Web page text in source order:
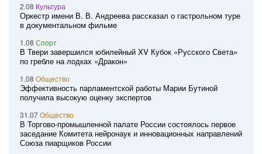
2.08 Культура
Оркестр имени В. В. Андреева рассказал о гастрольном туре
в документальном фильме
1.08 Спорт
В Твери завершился юбилейный XV Кубок «Русского Света»
по гребле на лодках «Дракон»
1.08 Общество
Эффективность парламентской работы Марии Бутиной
получила высокую оценку экспертов
31.07Общество
В Торгово-промышленной палате России состоялось первое
заседание Комитета нейронаук и инновационных направлений
Союза пиарщиков России